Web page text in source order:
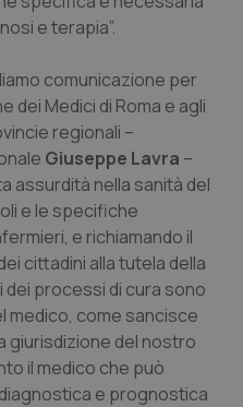
Bolzano
Trento
e terapia”.
comunicazione per
dei Medici di Roma e agli
regionali –
Giuseppe Lavra –
assurdità nella sanità del
e le specifiche
e richiamando il
cittadini alla tutela della
processi di cura sono
medico, come sancisce
giurisdizione del nostro
il medico che può
e prognostica